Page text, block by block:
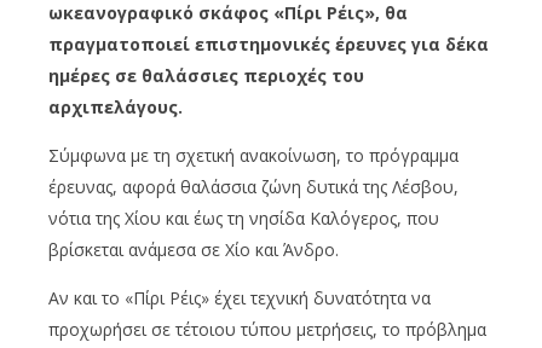
ωκεανογραφικό σκάφος «Πίρι Ρέις», θα
πραγματοποιεί επιστημονικές έρευνες για δέκα
ημέρες σε θαλάσσιες περιοχές του
αρχιπελάγους.
Σύμφωνα με τη σχετική ανακοίνωση, το πρόγραμμα
έρευνας, αφορά θαλάσσια ζώνη δυτικά της Λέσβου,
νότια της Χίου και έως τη νησίδα Καλόγερος, που
βρίσκεται ανάμεσα σε Χίο και Άνδρο.
Αν και το «Πίρι Ρέις» έχει τεχνική δυνατότητα να
προχωρήσει σε τέτοιου τύπου μετρήσεις, το πρόβλημα